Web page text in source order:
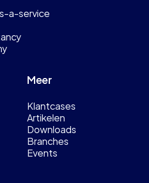
a-service
Meer
Klantcases
Artikelen
Downloads
Branches
Events